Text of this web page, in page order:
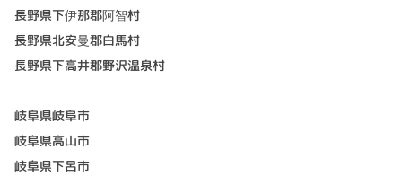
長野県下伊那郡阿智村
長野県北安曼郡白馬村
長野県下高井郡野沢温泉村
岐阜県岐阜市
岐阜県高山市
岐阜県下呂市